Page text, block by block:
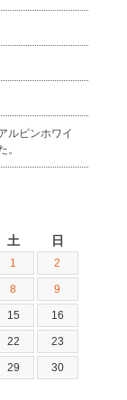
ルピンホワイ
。
土 日
1 2
8 9
15 16
22 23
29 30